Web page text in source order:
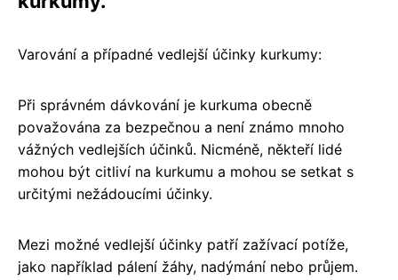
Varování a případné vedlejší účinky kurkumy:
Při správném dávkování je kurkuma obecně
považována za bezpečnou a není známo mnoho
vážných vedlejších účinků. Nicméně, někteří lidé
mohou být citliví na kurkumu a mohou se setkat s
určitými nežádoucími účinky.
Mezi možné vedlejší účinky patří zažívací potíže,
jako například pálení žáhy, nadýmání nebo průjem.